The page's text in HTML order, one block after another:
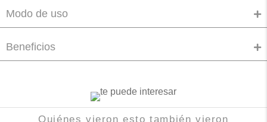
Modo de uso
Beneficios
Quiénes vieron esto también vieron